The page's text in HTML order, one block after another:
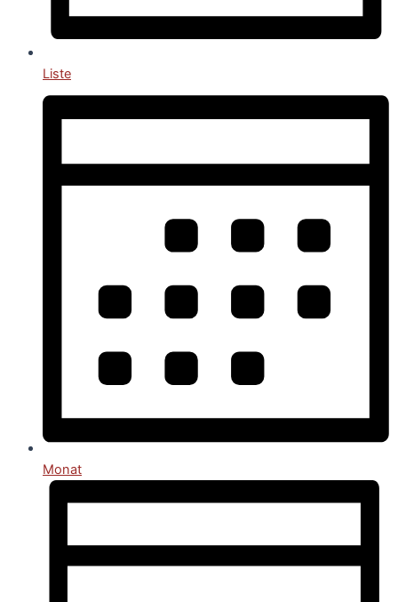
Liste
Monat